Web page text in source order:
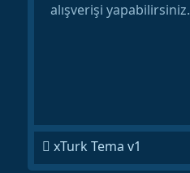
alışverişi yapabilirsiniz.
xTurk Tema v1